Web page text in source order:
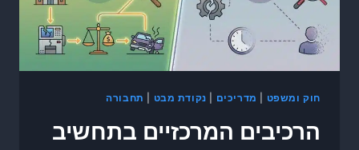
חוק ומשפט מדריכים נקודת מבט תחבורה
הרכיבים המרכזיים בתחשיב